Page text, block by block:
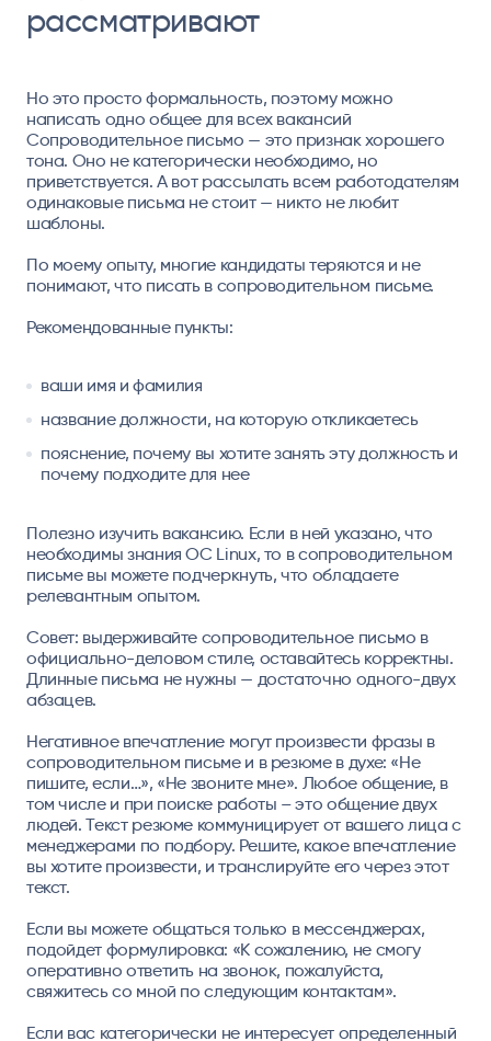
рассматривают
Но это просто формальность, поэтому можно
написать одно общее для всех вакансий
Сопроводительное письмо — это признак хорошего
тона. Оно не категорически необходимо, но
приветствуется. А вот рассылать всем работодателям
одинаковые письма не стоит — никто не любит
шаблоны.
По моему опыту, многие кандидаты теряются и не
понимают, что писать в сопроводительном письме.
Рекомендованные пункты:
ваши имя и фамилия
название должности, на которую откликаетесь
пояснение, почему вы хотите занять эту должность и
почему подходите для нее
Полезно изучить вакансию. Если в ней указано, что
необходимы знания ОС Linux, то в сопроводительном
письме вы можете подчеркнуть, что обладаете
релевантным опытом.
Совет: выдерживайте сопроводительное письмо в
официально-деловом стиле, оставайтесь корректны.
Длинные письма не нужны — достаточно одного-двух
абзацев.
Негативное впечатление могут произвести фразы в
сопроводительном письме и в резюме в духе: «Не
пишите, если…», «Не звоните мне». Любое общение, в
том числе и при поиске работы – это общение двух
людей. Текст резюме коммуницирует от вашего лица с
менеджерами по подбору. Решите, какое впечатление
вы хотите произвести, и транслируйте его через этот
текст.
Если вы можете общаться только в мессенджерах,
подойдет формулировка: «К сожалению, не смогу
оперативно ответить на звонок, пожалуйста,
свяжитесь со мной по следующим контактам».
Если вас категорически не интересует определенный